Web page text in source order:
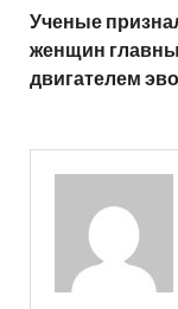
Ученые
женщин
двигателем